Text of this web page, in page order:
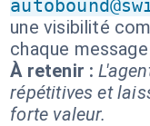
une visibilité
chaque
À retenir :
répétitives et
forte valeur.